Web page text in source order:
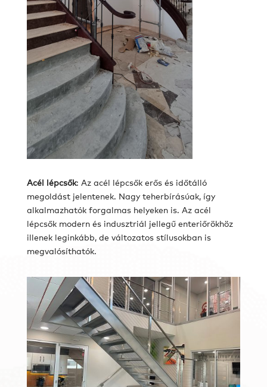
Acél lépcsők: Az acél lépcsők erős és időtálló
megoldást jelentenek. Nagy teherbírásúak, így
alkalmazhatók forgalmas helyeken is. Az acél
lépcsők modern és indusztriál jellegű enteriőrökhöz
illenek leginkább, de változatos stílusokban is
megvalósíthatók.